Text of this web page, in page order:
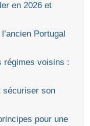
en 2026 et
Portugal
régimes voisins :
sécuriser son
pour une